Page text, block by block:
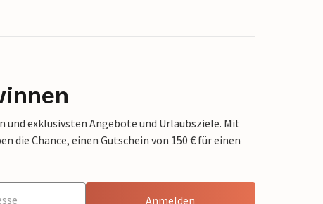
und exklusivsten Angebote und Urlaubsziele. Mit
die Chance, einen Gutschein von 150 € für einen
Anmelden